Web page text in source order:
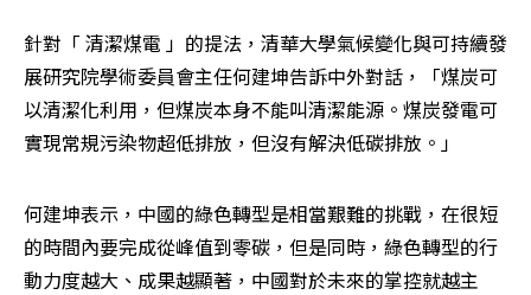
針對「 清潔煤電 」的提法，清華大學氣候變化與可持續發
展研究院學術委員會主任何建坤告訴中外對話，「煤炭可
以清潔化利用，但煤炭本身不能叫清潔能源。煤炭發電可
實現常規污染物超低排放，但沒有解決低碳排放。」
何建坤表示，中國的綠色轉型是相當艱難的挑戰，在很短
的時間內要完成從峰值到零碳，但是同時，綠色轉型的行
動力度越大、成果越顯著，中國對於未來的掌控就越主